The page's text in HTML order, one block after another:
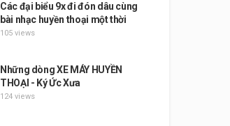
Các đại biểu 9x đi đón dâu cùng
bài nhạc huyền thoại một thời
105 views
Những dòng XE MÁY HUYỀN
THOẠI - Ký Ức Xưa
124 views